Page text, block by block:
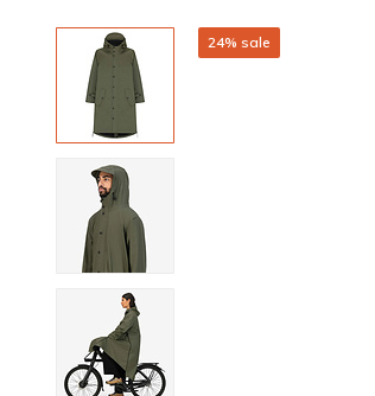
24% sale